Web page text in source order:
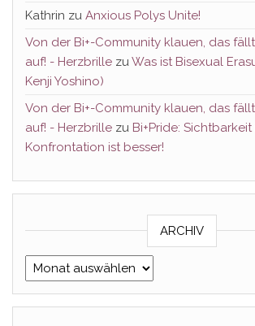
Kathrin zu Anxious Polys Unite!
Von der Bi+-Community klauen, das
auf! - Herzbrille zuWas ist Bisexual
Kenji Yoshino)
Von der Bi+-Community klauen, das
auf! - Herzbrille zu Bi+Pride: Sichtbarkeit
Konfrontation ist besser!
ARCHIV
Archiv